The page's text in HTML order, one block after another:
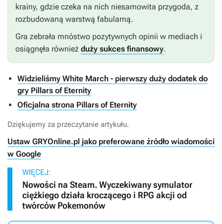
krainy, gdzie czeka na nich niesamowita przygoda, z
rozbudowaną warstwą fabularną.
Gra zebrała mnóstwo pozytywnych opinii w mediach i
osiągnęła również duży sukces finansowy.
Widzieliśmy White March - pierwszy duży dodatek do
gry Pillars of Eternity
Oficjalna strona Pillars of Eternity
Dziękujemy za przeczytanie artykułu.
Ustaw GRYOnline.pl jako preferowane źródło wiadomości
w Google
WIĘCEJ:
Nowości na Steam. Wyczekiwany symulator
ciężkiego działa kroczącego i RPG akcji od
twórców Pokemonów